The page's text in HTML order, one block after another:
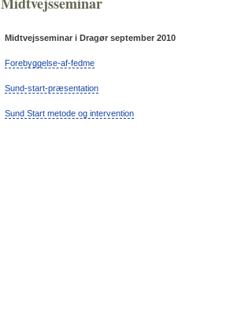
Midtvejsseminar i Dragør september 2010
Forebyggelse-af-fedme
Sund-start-præsentation
Sund Start metode og intervention